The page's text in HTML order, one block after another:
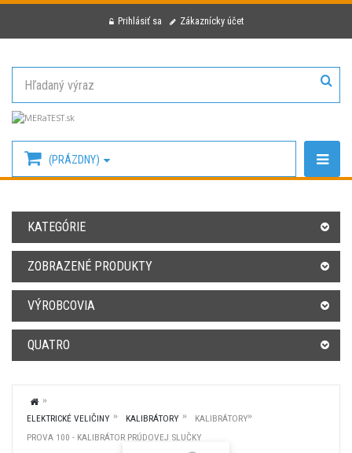
Prihlásiť sa Zákaznícky účet
(PRÁZDNY)
KATEGÓRIE
ZOBRAZENÉ PRODUKTY
VÝROBCOVIA
QUATRO
ELEKTRICKÉ VELIČINY KALIBRÁTORY
KALIBRÁTORY
PROVA 100 - KALIBRÁTOR PRÚDOVEJ SLUČKY